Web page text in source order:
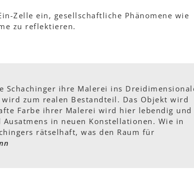
Zelle ein, gesellschaftliche Phänomene wie
zu reflektieren.
Schachinger ihre Malerei ins
zum realen Bestandteil. Das Objekt wird
Farbe ihrer Malerei wird hier lebendig und
in neuen Konstellationen. Wie in
rätselhaft, was den Raum für